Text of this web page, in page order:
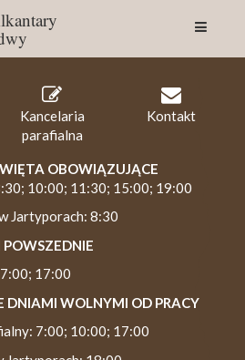
Kancelaria
parafialna
Kontakt
OBOWIĄZUJĄCE
10:00; 11:30; 15:00; 19:00
Jartyporach: 8:30
POWSZEDNIE
7:00; 17:00
DNIAMI WOLNYMI OD PRACY
7:00; 10:00; 17:00